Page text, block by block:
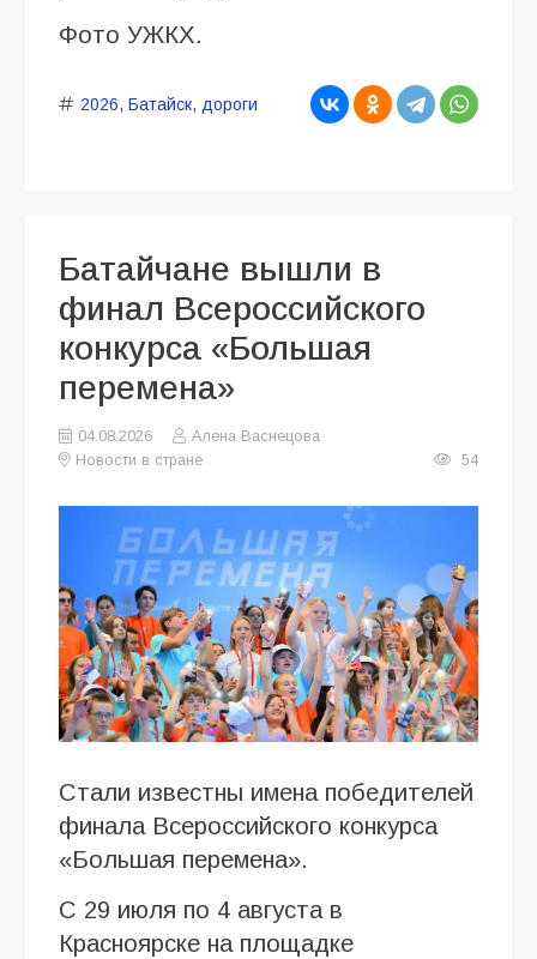
Фото УЖКХ.
2026, Батайск, дороги
Батайчане вышли в
финал Всероссийского
конкурса «Большая
перемена»
04.08.2026
Алена Васнецова
Новости в стране
54
Стали известны имена победителей
финала Всероссийского конкурса
«Большая перемена».
С 29 июля по 4 августа в
Красноярске на площадке